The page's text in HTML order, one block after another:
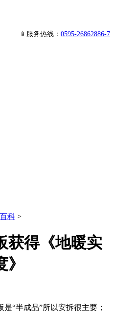
📱服务热线： 0595-26862886-7
科 >
获得《地暖实
“半成品”所以安拆很主要；